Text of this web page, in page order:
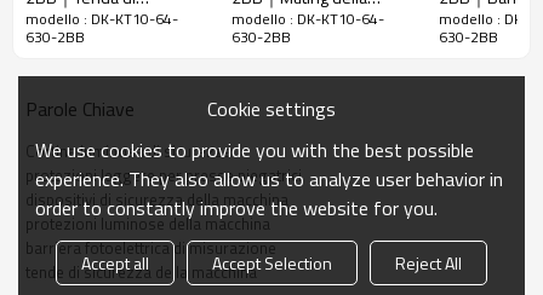
d'azione
prodotto
del ricevitore.
Distanza di
rilevamento
30-6000mm
Tempo di
risposta
≤15 ms
Dati meccanici
sicurezza｜DADISICK
modello : DK-KT10-64-
630-2BB
barriera fotoelettrica di
sicurezza｜DADISICK
modello : DK-KT10-64-
630-2BB
｜DADISICK
modello : DK-
630-2BB
Parole Chiave
Cortina luminosa di sicurezza
protezioni leggere per presse piegatrici
dispositivi di sicurezza della macchina
protezioni luminose della macchina
barriera fotoelettrica di misurazione
tende di sicurezza della macchina
Cookie settings
We use cookies to provide you with the best possible
experience. They also allow us to analyze user behavior in
order to constantly improve the website for you.
Accept all Accept Selection Reject All